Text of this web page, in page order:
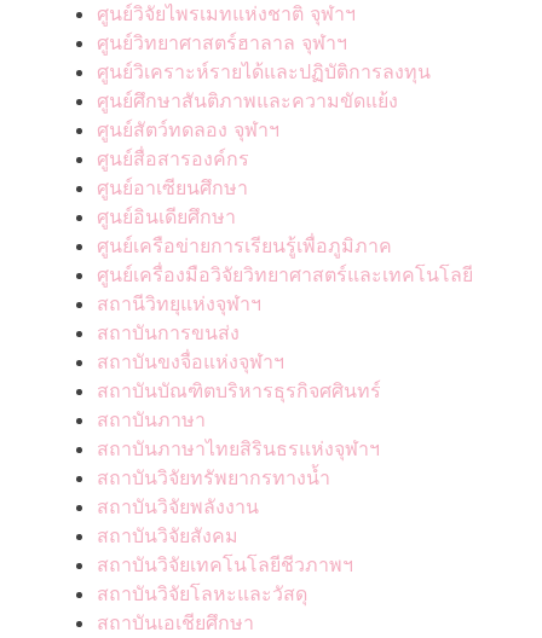
ศูนย์วิจัยไพรเมทแห่งชาติ จุฬาฯ
ศูนย์วิทยาศาสตร์ฮาลาล จุฬาฯ
ศูนย์วิเคราะห์รายได้และปฏิบัติการลงทุน
ศูนย์ศึกษาสันติภาพและความขัดแย้ง
ศูนย์สัตว์ทดลอง จุฬาฯ
ศูนย์สื่อสารองค์กร
ศูนย์อาเซียนศึกษา
ศูนย์อินเดียศึกษา
ศูนย์เครือข่ายการเรียนรู้เพื่อภูมิภาค
ศูนย์เครื่องมือวิจัยวิทยาศาสตร์และเทคโนโลยี
สถานีวิทยุแห่งจุฬาฯ
สถาบันการขนส่ง
สถาบันขงจื่อแห่งจุฬาฯ
สถาบันบัณฑิตบริหารธุรกิจศศินทร์
สถาบันภาษา
สถาบันภาษาไทยสิรินธรแห่งจุฬาฯ
สถาบันวิจัยทรัพยากรทางน้ำ
สถาบันวิจัยพลังงาน
สถาบันวิจัยสังคม
สถาบันวิจัยเทคโนโลยีชีวภาพฯ
สถาบันวิจัยโลหะและวัสดุ
สถาบันเอเชียศึกษา